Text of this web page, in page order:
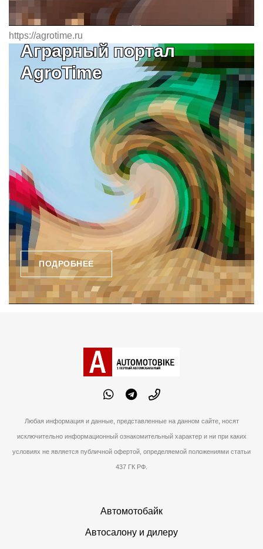
https://agrotime.ru
Аграрный портал
AgroTime
ПОДРОБНЕЕ
Любая информация и данные, представленные на данном сайте, носят
исключительно информационный ознакомительный характер и ни при каких
условиях не является публичной офертой, определяемой положениями статьи
437 ГК РФ.
Автомотобайк
Автосалону и дилеру